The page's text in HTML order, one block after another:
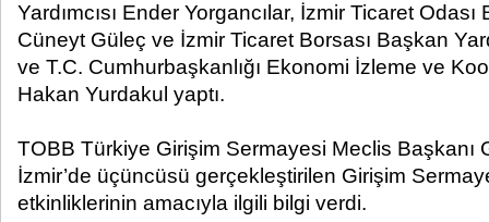
Yardımcısı Ender Yorgancılar, İzmir Ticaret Odası
Cüneyt Güleç ve İzmir Ticaret Borsası Başkan
ve T.C. Cumhurbaşkanlığı Ekonomi İzleme ve
Hakan Yurdakul yaptı.
TOBB Türkiye Girişim Sermayesi Meclis Başkanı
İzmir’de üçüncüsü gerçekleştirilen Girişim
etkinliklerinin amacıyla ilgili bilgi verdi.